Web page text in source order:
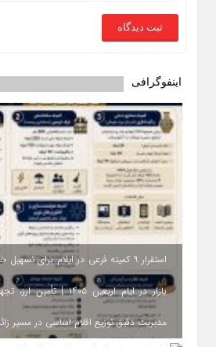
اینفوگرافی
استقرار ۹ کمیته فرعی در ایلام برای
بازار در ایام اربعین ۱۴۰۵ |
مدیریت دقیق توزیع اقلام اساسی در مسیر